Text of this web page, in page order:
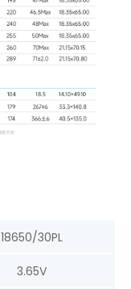
18650/30PL
3.65V